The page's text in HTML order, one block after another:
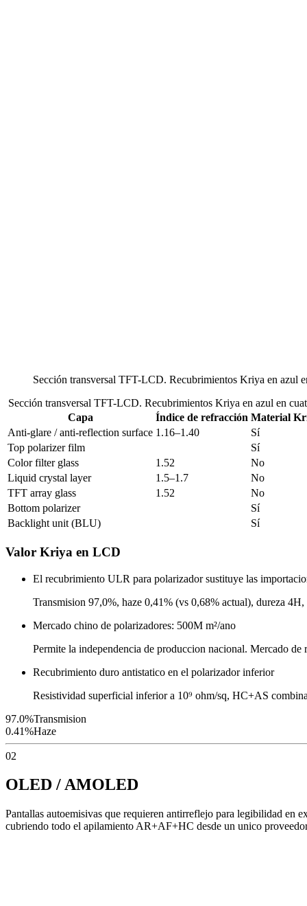
Sección transversal TFT-LCD. Recubrimientos Kriya en azul
Sección transversal TFT-LCD. Recubrimientos Kriya en azul en
Capa
Índice de refracción Material
Anti-glare / anti-reflection surface 1.16–1.40 Sí
Top polarizer film
Sí
Color filter glass
1.52 No
Liquid crystal layer
1.5–1.7 No
TFT array glass
1.52 No
Bottom polarizer
Sí
Backlight unit (BLU)
Sí
Valor Kriya en LCD
El recubrimiento ULR para polarizador sustituye las
Transmision 97,0%, haze 0,41% (vs 0,68% actual), dureza
Mercado chino de polarizadores: 500M m²/ano
Permite la independencia de produccion nacional. Mercado
Recubrimiento duro antistatico en el polarizador inferior
Resistividad superficial inferior a 10⁹ ohm/sq, HC+AS
97.0%Transmision
0.41%Haze
02
OLED / AMOLED
Pantallas autoemisivas que requieren antirreflejo para legibilidad en
cubriendo todo el apilamiento AR+AF+HC desde un unico